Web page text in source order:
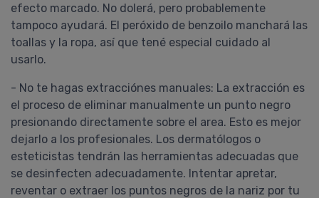
efecto marcado. No dolerá, pero probablemente
tampoco ayudará. El peróxido de benzoilo manchará las
toallas y la ropa, así que tené especial cuidado al
usarlo.
- No te hagas extracciónes manuales: La extracción es
el proceso de eliminar manualmente un punto negro
presionando directamente sobre el area. Esto es mejor
dejarlo a los profesionales. Los dermatólogos o
esteticistas tendrán las herramientas adecuadas que
se desinfecten adecuadamente. Intentar apretar,
reventar o extraer los puntos negros de la nariz por tu